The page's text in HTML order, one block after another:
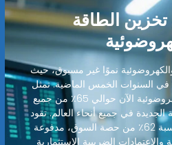
الطاقة
نموًا غير مسبوق، حيث
الطلب بأكثر من 550٪ في السنوات الخمس الماضية. تمثل
أنظمة تخزين الطاقة والكهروضوئية الآن حوالي 65٪ من جميع
الجديدة في جميع أنحاء العالم. تقود
أمريكا الشمالية وأوروبا بنسبة 62٪ من حصة السوق، مدفوعة
الضريبية الاستثمارية